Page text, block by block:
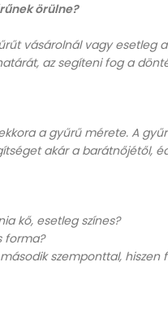
örülne?
vásárolnál vagy
az segíteni fog a
a gyűrű mérete. A
akár a barátnőjétől,
kő, esetleg színes?
forma?
szemponttal,